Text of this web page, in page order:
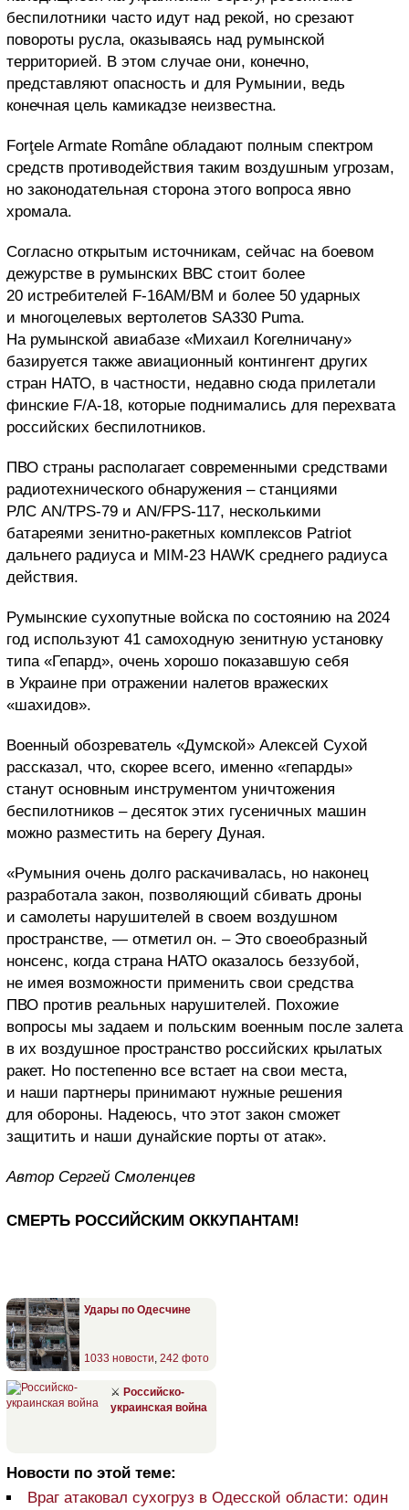
беспилотники часто идут над рекой, но срезают
повороты русла, оказываясь над румынской
территорией. В этом случае они, конечно,
представляют опасность и для Румынии, ведь
конечная цель камикадзе неизвестна.
Forţele Armate Române обладают полным спектром
средств противодействия таким воздушным угрозам,
но законодательная сторона этого вопроса явно
хромала.
Согласно открытым источникам, сейчас на боевом
дежурстве в румынских ВВС стоит более
20 истребителей F-16AM/BM и более 50 ударных
и многоцелевых вертолетов SA330 Puma.
На румынской авиабазе «Михаил Когелничану»
базируется также авиационный контингент других
стран НАТО, в частности, недавно сюда прилетали
финские F/A-18, которые поднимались для перехвата
российских беспилотников.
ПВО страны располагает современными средствами
радиотехнического обнаружения – станциями
РЛС AN/TPS-79 и AN/FPS-117, несколькими
батареями зенитно-ракетных комплексов Patriot
дальнего радиуса и MIM-23 HAWK среднего радиуса
действия.
Румынские сухопутные войска по состоянию на 2024
год используют 41 самоходную зенитную установку
типа «Гепард», очень хорошо показавшую себя
в Украине при отражении налетов вражеских
«шахидов».
Военный обозреватель «Думской» Алексей Сухой
рассказал, что, скорее всего, именно «гепарды»
станут основным инструментом уничтожения
беспилотников – десяток этих гусеничных машин
можно разместить на берегу Дуная.
«Румыния очень долго раскачивалась, но наконец
разработала закон, позволяющий сбивать дроны
и самолеты нарушителей в своем воздушном
пространстве, — отметил он. – Это своеобразный
нонсенс, когда страна НАТО оказалось беззубой,
не имея возможности применить свои средства
ПВО против реальных нарушителей. Похожие
вопросы мы задаем и польским военным после залета
в их воздушное пространство российских крылатых
ракет. Но постепенно все встает на свои места,
и наши партнеры принимают нужные решения
для обороны. Надеюсь, что этот закон сможет
защитить и наши дунайские порты от атак».
Автор Сергей Смоленцев
СМЕРТЬ РОССИЙСКИМ ОККУПАНТАМ!
Удары по Одесчине
1033 новости, 242 фото
⚔ Российско-
украинская война
Новости по этой теме:
Враг атаковал сухогруз в Одесской области: один